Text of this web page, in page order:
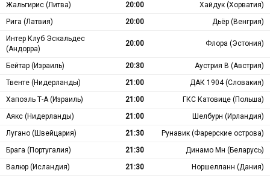
Жальгирис (Литва)
20:00
Хайдук (Хорватия)
Рига (Латвия)
20:00
Дьёр (Венгрия)
Интер Клуб Эскальдес
(Андорра)
20:00 Флора (Эстония)
Бейтар (Израиль) 20:30
Аустрия В (Австрия)
Твенте (Нидерланды)
21:00
ДАК 1904 (Словакия)
Хапоэль Т-А (Израиль)
21:00
ГКС Катовице (Польша)
Аякс (Нидерланды)
21:00
Шелбурн (Ирландия)
Лугано (Швейцария)
21:30
Рунавик (Фарерские острова)
Брага (Португалия)
21:30
Динамо Мн (Беларусь)
Валюр (Исландия)
21:30
Норшелланн (Дания)